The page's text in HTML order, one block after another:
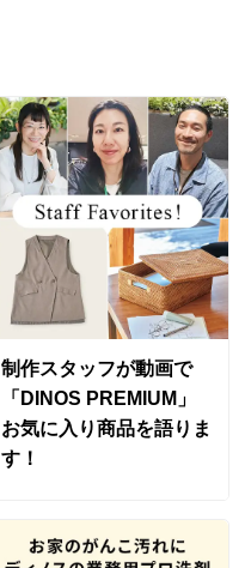
制作スタッフが動画で
「DINOS PREMIUM」
お気に入り商品を語りま
す！